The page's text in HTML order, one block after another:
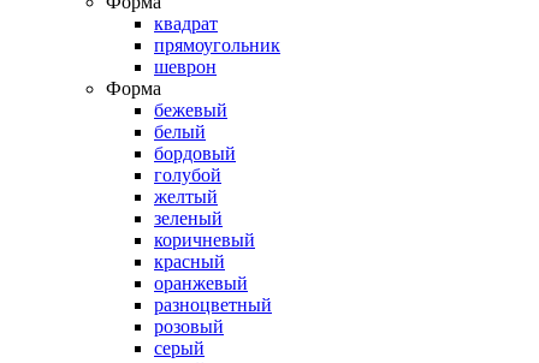
квадрат
прямоугольник
шеврон
Форма
бежевый
белый
бордовый
голубой
желтый
зеленый
коричневый
красный
оранжевый
разноцветный
розовый
серый